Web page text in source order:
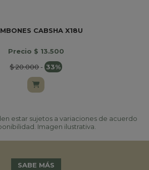
CABSHA X18U
Precio $ 13.500
$ 20.000- 33%
estar sujetos a variaciones de acuerdo
Imagen ilustrativa.
SABE MÁS